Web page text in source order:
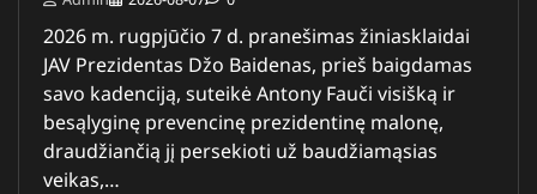
2026 m. rugpjūčio 7 d. pranešimas žiniasklaidai
JAV Prezidentas Džo Baidenas, prieš baigdamas
savo kadenciją, suteikė Antony Fauči visišką ir
besąlyginę prevencinę prezidentinę malonę,
draudžiančią jį persekioti už baudžiamąsias
veikas,…